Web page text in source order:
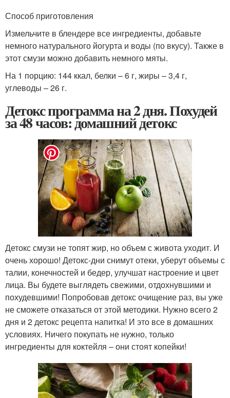
Способ приготовления
Измельчите в блендере все ингредиенты, добавьте
немного натурального йогурта и воды (по вкусу). Также в
этот смузи можно добавить немного мяты.
На 1 порцию: 144 ккал, белки – 6 г, жиры – 3,4 г,
углеводы – 26 г.
Детокс программа на 2 дня. Похудей
за 48 часов: домашний детокс
Детокс смузи не топят жир, но объем с живота уходит. И
очень хорошо! Детокс-дни снимут отеки, уберут объемы с
талии, конечностей и бедер, улучшат настроение и цвет
лица. Вы будете выглядеть свежими, отдохнувшими и
похудевшими! Попробовав детокс очищение раз, вы уже
не сможете отказаться от этой методики. Нужно всего 2
дня и 2 детокс рецепта напитка! И это все в домашних
условиях. Ничего покупать не нужно, только
ингредиенты для коктейля – они стоят копейки!